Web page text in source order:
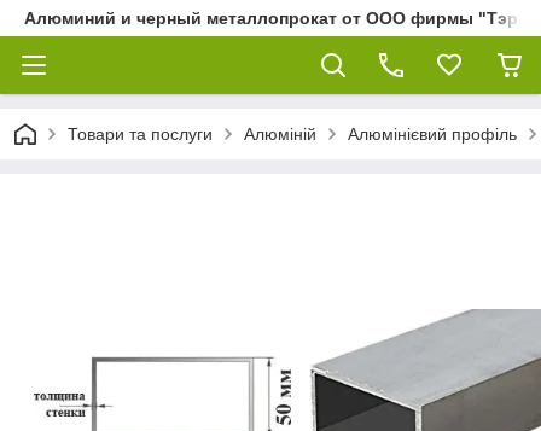
Алюминий и черный металлопрокат от ООО фирмы "Тэра"
Товари та послуги Алюміній Алюмінієвий профіль